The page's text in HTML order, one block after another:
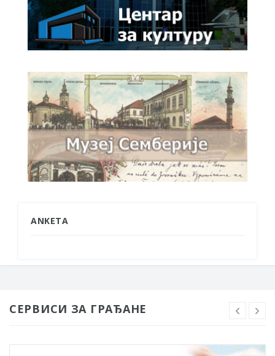
ANKETA
СЕРВИСИ ЗА ГРАЂАНЕ